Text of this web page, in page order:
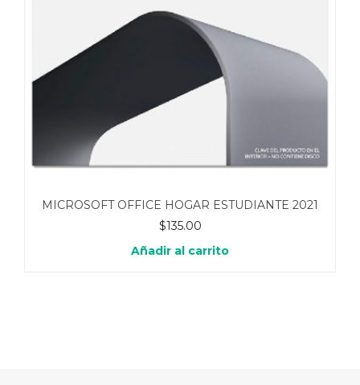
MICROSOFT OFFICE HOGAR ESTUDIANTE 2021
$135.00
Añadir al carrito